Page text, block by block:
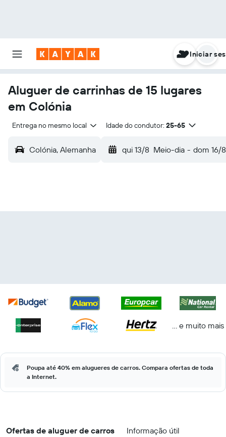
Iniciar
Aluguer de carrinhas de 15 lugares
em Colónia
Entrega no mesmo local Idade do condutor: 25-65
Colónia, Alemanha qui 13/8 Meio-dia - dom 16/8
... e muito mais
Poupa até 40% em alugueres de carros. Compara ofertas de toda
a Internet.
Ofertas de aluguer de carros Informação útil